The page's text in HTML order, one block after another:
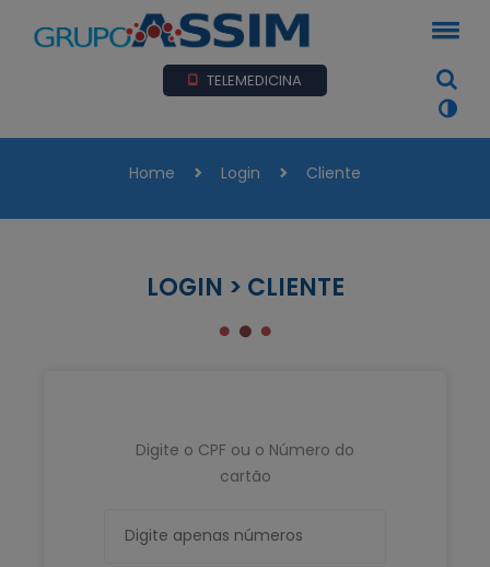
TELEMEDICINA
Home Login Cliente
LOGIN > CLIENTE
Digite o CPF ou o Número do
cartão